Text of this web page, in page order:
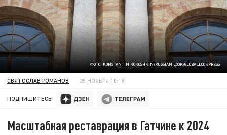
ФОТО: KONSTANTIN KOKOSHKIN/RUSSIAN LOOK/GLOBALLOOKPRESS
СВЯТОСЛАВ РОМАНОВ 25 НОЯБРЯ 10:18
ПОДПИШИТЕСЬ:
Масштабная реставрация в Гатчине к 2024